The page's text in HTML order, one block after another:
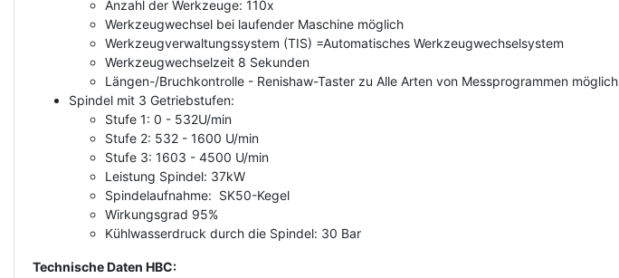
Anzahl der Werkzeuge: 110x
Werkzeugwechsel bei laufender Maschine möglich
Werkzeugverwaltungssystem (TIS) =Automatisches Werkzeugwechselsystem
Werkzeugwechselzeit 8 Sekunden
Längen-/Bruchkontrolle - Renishaw-Taster zu Alle Arten von Messprogrammen möglich
Spindel mit 3 Getriebstufen:
Stufe 1: 0 - 532U/min
Stufe 2: 532 - 1600 U/min
Stufe 3: 1603 - 4500 U/min
Leistung Spindel: 37kW
Spindelaufnahme: SK50-Kegel
Wirkungsgrad 95%
Kühlwasserdruck durch die Spindel: 30 Bar
Technische Daten HBC: